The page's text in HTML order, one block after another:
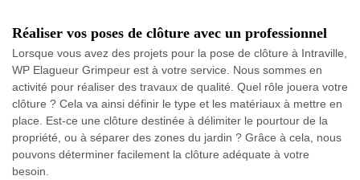
Réaliser vos poses de clôture avec un professionnel
Lorsque vous avez des projets pour la pose de clôture à Intraville,
WP Elagueur Grimpeur est à votre service. Nous sommes en
activité pour réaliser des travaux de qualité. Quel rôle jouera votre
clôture ? Cela va ainsi définir le type et les matériaux à mettre en
place. Est-ce une clôture destinée à délimiter le pourtour de la
propriété, ou à séparer des zones du jardin ? Grâce à cela, nous
pouvons déterminer facilement la clôture adéquate à votre
besoin.